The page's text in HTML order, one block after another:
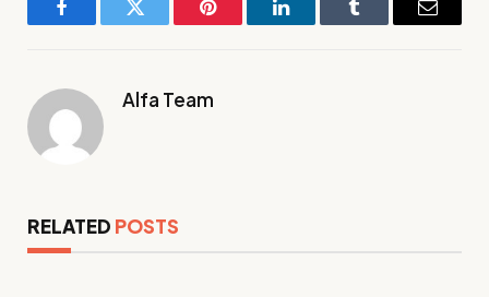
FacebookTwitter Pinterest LinkedInTumblr Email
Alfa Team
RELATED POSTS